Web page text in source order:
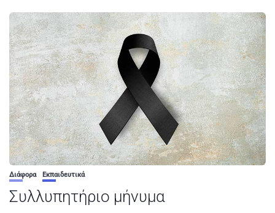
Διάφορα Εκπαιδευτικά
Συλλυπητήριο μήνυμα